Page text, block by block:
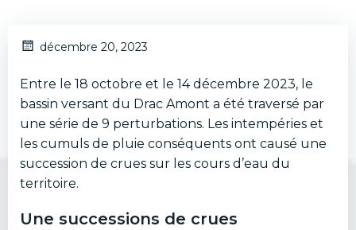
décembre 20, 2023
Entre le 18 octobre et le 14 décembre 2023, le
bassin versant du Drac Amont a été traversé par
une série de 9 perturbations. Les intempéries et
les cumuls de pluie conséquents ont causé une
succession de crues sur les cours d’eau du
territoire.
Une successions de crues